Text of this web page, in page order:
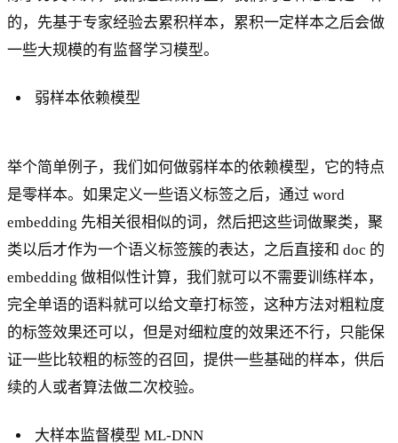
的，先基于专家经验去累积样本，累积一定样本之后会做
一些大规模的有监督学习模型。
弱样本依赖模型
举个简单例子，我们如何做弱样本的依赖模型，它的特点
是零样本。如果定义一些语义标签之后，通过 word
embedding 先相关很相似的词，然后把这些词做聚类，聚
类以后才作为一个语义标签簇的表达，之后直接和 doc 的
embedding 做相似性计算，我们就可以不需要训练样本，
完全单语的语料就可以给文章打标签，这种方法对粗粒度
的标签效果还可以，但是对细粒度的效果还不行，只能保
证一些比较粗的标签的召回，提供一些基础的样本，供后
续的人或者算法做二次校验。
大样本监督模型 ML-DNN